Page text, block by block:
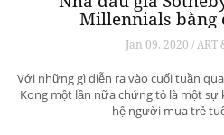
Millennials bằng
Jan 09, 2020 / ART
Với những gì diễn ra vào cuối tuần
Kong một lần nữa chứng tỏ là một
hệ người mua trẻ